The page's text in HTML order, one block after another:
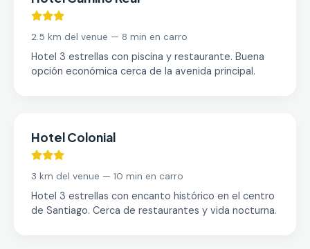
2.5 km del venue — 8 min en carro
Hotel 3 estrellas con piscina y restaurante. Buena
opción económica cerca de la avenida principal.
Hotel Colonial
3 km del venue — 10 min en carro
Hotel 3 estrellas con encanto histórico en el centro
de Santiago. Cerca de restaurantes y vida nocturna.